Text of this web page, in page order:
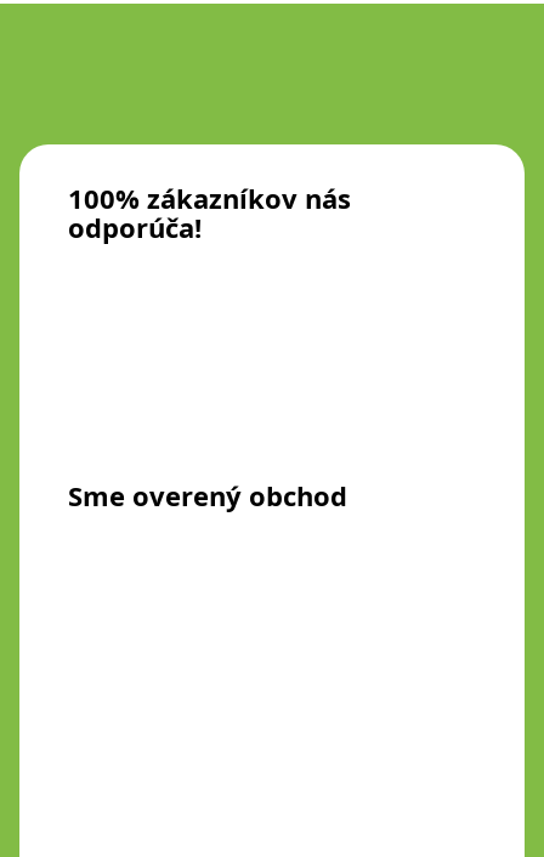
100% zákazníkov nás
odporúča!
Sme overený obchod